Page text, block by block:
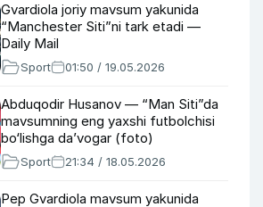
Gvardiola joriy mavsum yakunida
“Manchester Siti”ni tark etadi —
Daily Mail
Sport 01:50 / 19.05.2026
Abduqodir Husanov — “Man Siti”da
mavsumning eng yaxshi futbolchisi
bo‘lishga da’vogar (foto)
Sport 21:34 / 18.05.2026
Pep Gvardiola mavsum yakunida